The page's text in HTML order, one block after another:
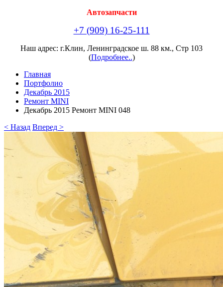
Автозапчасти
+7 (909) 16-25-111
Наш адрес: г.Клин, Ленинградское ш. 88 км., Стр 103
(Подробнее..)
Главная
Портфолио
Декабрь 2015
Ремонт MINI
Декабрь 2015 Ремонт MINI 048
< Назад Вперед >